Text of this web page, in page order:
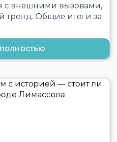
с внешними вызовами,
тренд. Общие итоги за